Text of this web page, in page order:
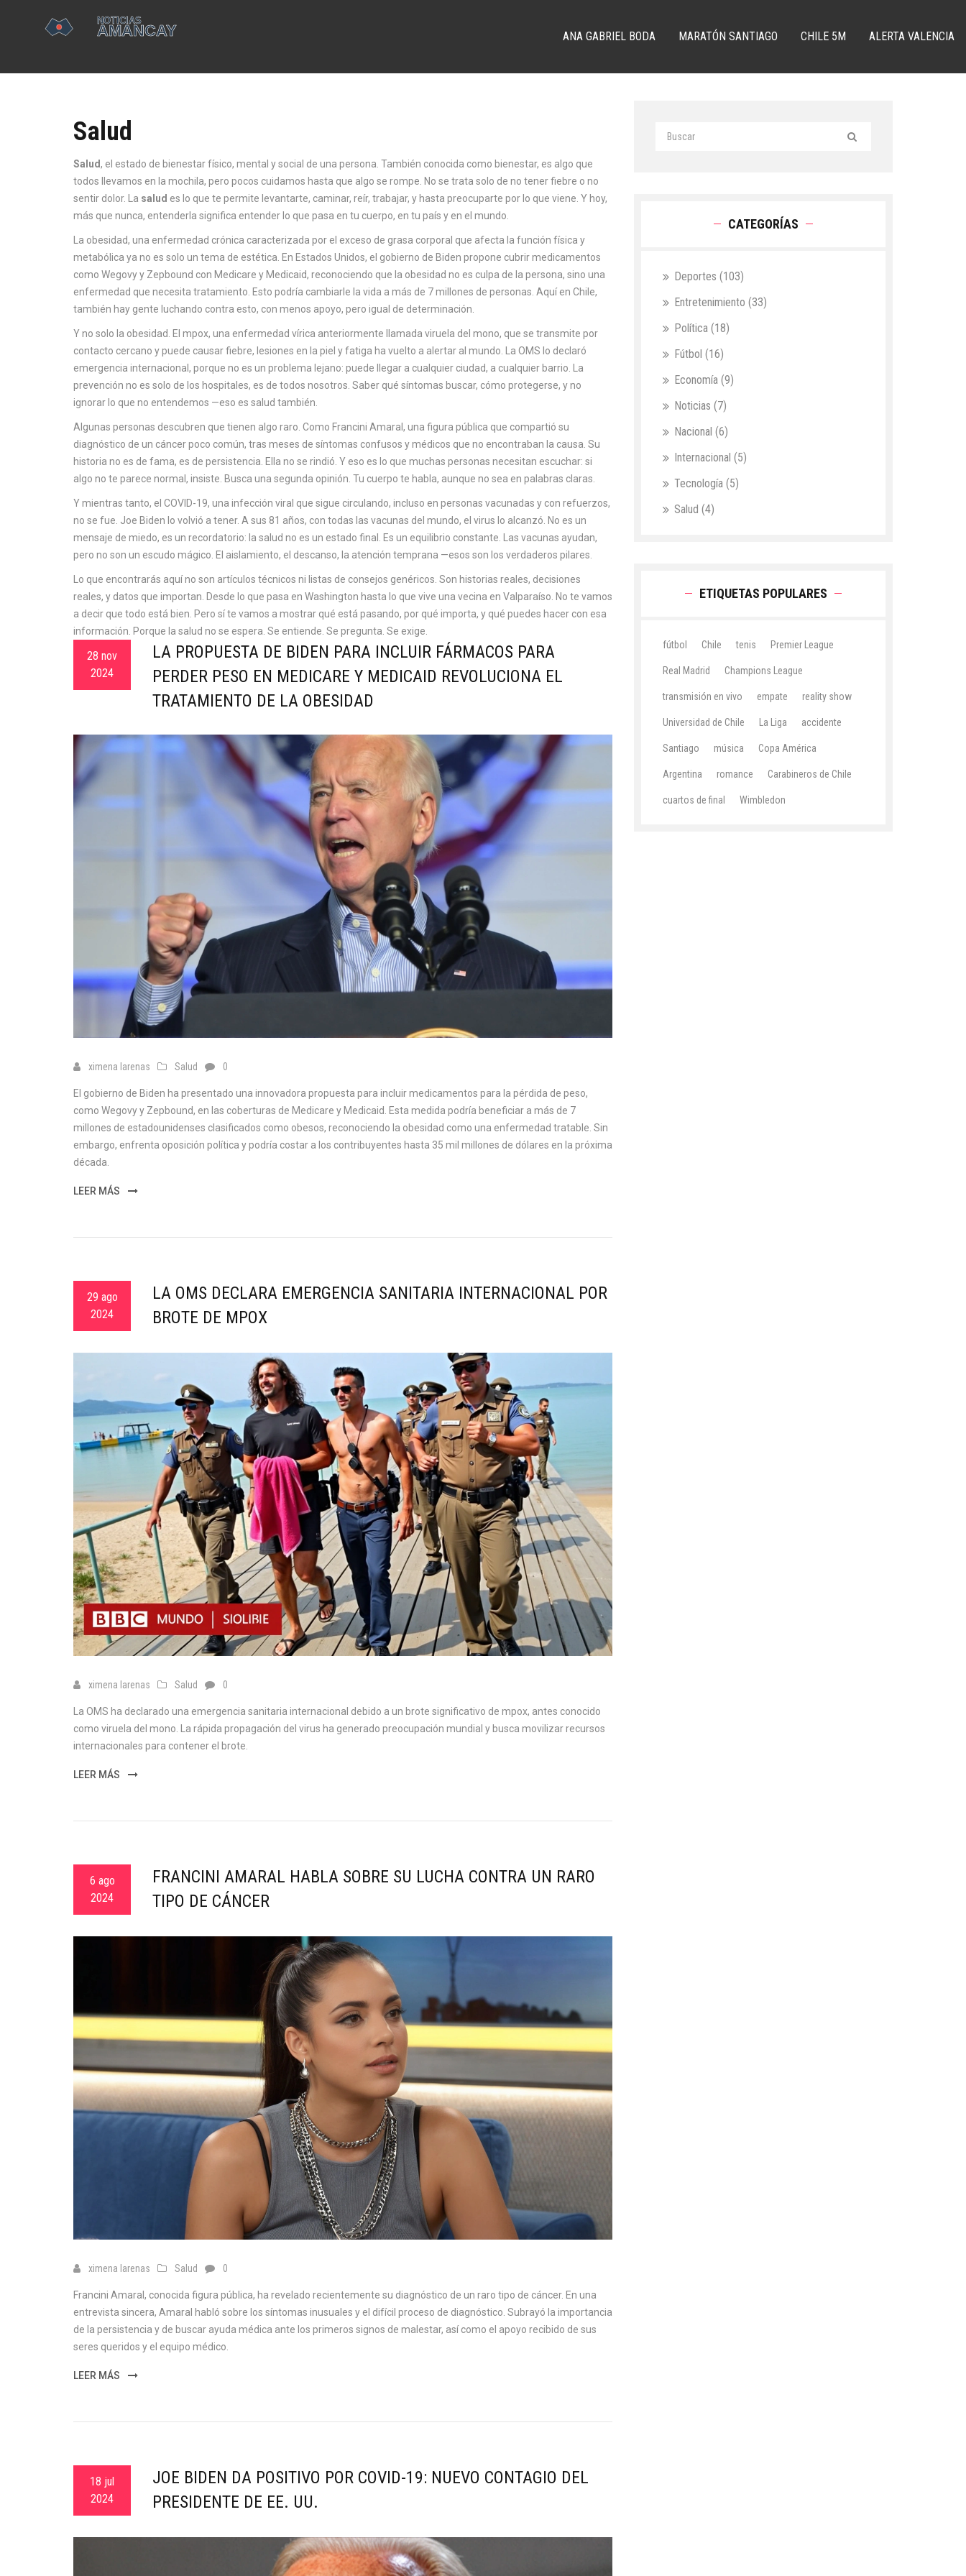
ANA GABRIEL BODA MARATÓN SANTIAGO CHILE 5M ALERTA VALENCIA
Salud
Salud, el estado de bienestar físico, mental y social de una persona . También conocida como bienestar, es algo que
todos llevamos en la mochila, pero pocos cuidamos hasta que algo se rompe. No se trata solo de no tener fiebre o no
sentir dolor. La salud es lo que te permite levantarte, caminar, reír, trabajar, y hasta preocuparte por lo que viene. Y hoy,
más que nunca, entenderla significa entender lo que pasa en tu cuerpo, en tu país y en el mundo.
La obesidad, una enfermedad crónica caracterizada por el exceso de grasa corporal que afecta la función física y
metabólica ya no es solo un tema de estética. En Estados Unidos, el gobierno de Biden propone cubrir medicamentos
como Wegovy y Zepbound con Medicare y Medicaid, reconociendo que la obesidad no es culpa de la persona, sino una
enfermedad que necesita tratamiento. Esto podría cambiarle la vida a más de 7 millones de personas. Aquí en Chile,
también hay gente luchando contra esto, con menos apoyo, pero igual de determinación.
Y no solo la obesidad. El mpox, una enfermedad vírica anteriormente llamada viruela del mono, que se transmite por
contacto cercano y puede causar fiebre, lesiones en la piel y fatiga ha vuelto a alertar al mundo. La OMS lo declaró
emergencia internacional, porque no es un problema lejano: puede llegar a cualquier ciudad, a cualquier barrio. La
prevención no es solo de los hospitales, es de todos nosotros. Saber qué síntomas buscar, cómo protegerse, y no
ignorar lo que no entendemos —eso es salud también.
Algunas personas descubren que tienen algo raro. Como Francini Amaral , una figura pública que compartió su
diagnóstico de un cáncer poco común, tras meses de síntomas confusos y médicos que no encontraban la causa . Su
historia no es de fama, es de persistencia. Ella no se rindió. Y eso es lo que muchas personas necesitan escuchar: si
algo no te parece normal, insiste. Busca una segunda opinión. Tu cuerpo te habla, aunque no sea en palabras claras.
Y mientras tanto, el COVID-19, una infección viral que sigue circulando, incluso en personas vacunadas y con refuerzos,
no se fue. Joe Biden lo volvió a tener. A sus 81 años, con todas las vacunas del mundo, el virus lo alcanzó. No es un
mensaje de miedo, es un recordatorio: la salud no es un estado final. Es un equilibrio constante. Las vacunas ayudan,
pero no son un escudo mágico. El aislamiento, el descanso, la atención temprana —esos son los verdaderos pilares.
Lo que encontrarás aquí no son artículos técnicos ni listas de consejos genéricos. Son historias reales, decisiones
reales, y datos que importan. Desde lo que pasa en Washington hasta lo que vive una vecina en Valparaíso. No te vamos
a decir que todo está bien. Pero sí te vamos a mostrar qué está pasando, por qué importa, y qué puedes hacer con esa
información. Porque la salud no se espera. Se entiende. Se pregunta. Se exige.
28 nov
2024
LA PROPUESTA DE BIDEN PARA INCLUIR FÁRMACOS PARA
PERDER PESO EN MEDICARE Y MEDICAID REVOLUCIONA EL
TRATAMIENTO DE LA OBESIDAD
ximena larenas Salud 0
El gobierno de Biden ha presentado una innovadora propuesta para incluir medicamentos para la pérdida de peso,
como Wegovy y Zepbound, en las coberturas de Medicare y Medicaid. Esta medida podría beneficiar a más de 7
millones de estadounidenses clasificados como obesos, reconociendo la obesidad como una enfermedad tratable. Sin
embargo, enfrenta oposición política y podría costar a los contribuyentes hasta 35 mil millones de dólares en la próxima
década.
LEER MÁS
29 ago
2024
LA OMS DECLARA EMERGENCIA SANITARIA INTERNACIONAL POR
BROTE DE MPOX
ximena larenas Salud 0
La OMS ha declarado una emergencia sanitaria internacional debido a un brote significativo de mpox, antes conocido
como viruela del mono. La rápida propagación del virus ha generado preocupación mundial y busca movilizar recursos
internacionales para contener el brote.
LEER MÁS
6 ago
2024
FRANCINI AMARAL HABLA SOBRE SU LUCHA CONTRA UN RARO
TIPO DE CÁNCER
ximena larenas Salud 0
Francini Amaral, conocida figura pública, ha revelado recientemente su diagnóstico de un raro tipo de cáncer. En una
entrevista sincera, Amaral habló sobre los síntomas inusuales y el difícil proceso de diagnóstico. Subrayó la importancia
de la persistencia y de buscar ayuda médica ante los primeros signos de malestar, así como el apoyo recibido de sus
seres queridos y el equipo médico.
LEER MÁS
18 jul
2024
JOE BIDEN DA POSITIVO POR COVID-19: NUEVO CONTAGIO DEL
PRESIDENTE DE EE. UU.
CATEGORÍAS
Deportes (103)
Entretenimiento (33)
Política (18)
Fútbol (16)
Economía (9)
Noticias (7)
Nacional (6)
Internacional (5)
Tecnología (5)
Salud (4)
ETIQUETAS POPULARES
fútbol Chile tenis Premier League
Real Madrid Champions League
transmisión en vivo empate reality show
Universidad de Chile La Liga accidente
Santiago música Copa América
Argentina romance Carabineros de Chile
cuartos de final Wimbledon